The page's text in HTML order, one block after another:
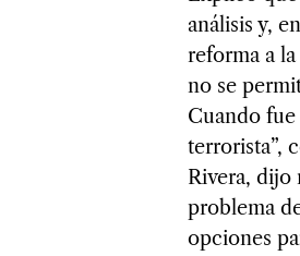
análisis y,
reforma a
no se
Cuando
terrorista”,
Rivera, dijo
problema
opciones